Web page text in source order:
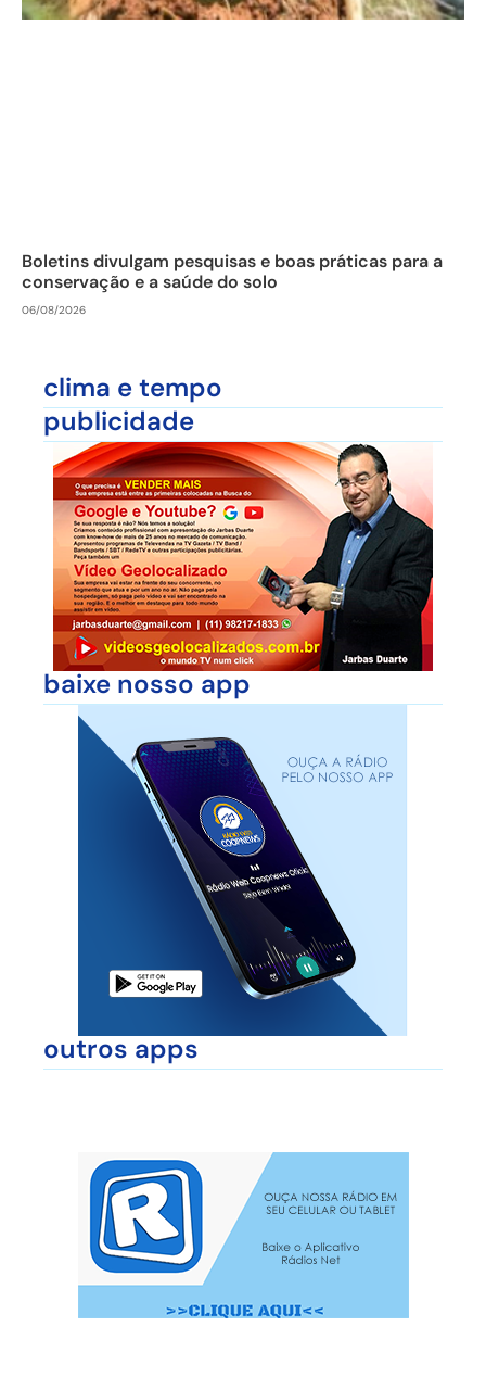
Boletins divulgam pesquisas e boas práticas para a
conservação e a saúde do solo
06/08/2026
clima e tempo
publicidade
baixe nosso app
outros apps